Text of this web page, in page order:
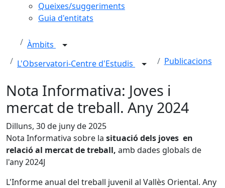
Queixes/suggeriments
Guia d'entitats
Àmbits
L'Observatori-Centre d'Estudis
Publicacions
Nota Informativa: Joves i
mercat de treball. Any 2024
Dilluns, 30 de juny de 2025
Nota Informativa sobre la situació dels joves en
relació al mercat de treball, amb dades globals de
l'any 2024J
L'Informe anual del treball juvenil al Vallès Oriental. Any